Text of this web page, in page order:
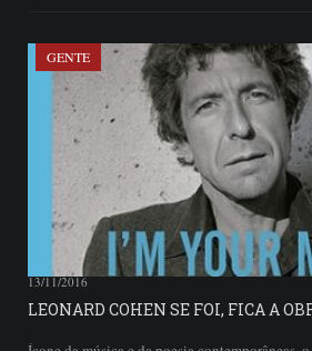
GENTE
13/11/2016
LEONARD COHEN SE FOI, FICA A